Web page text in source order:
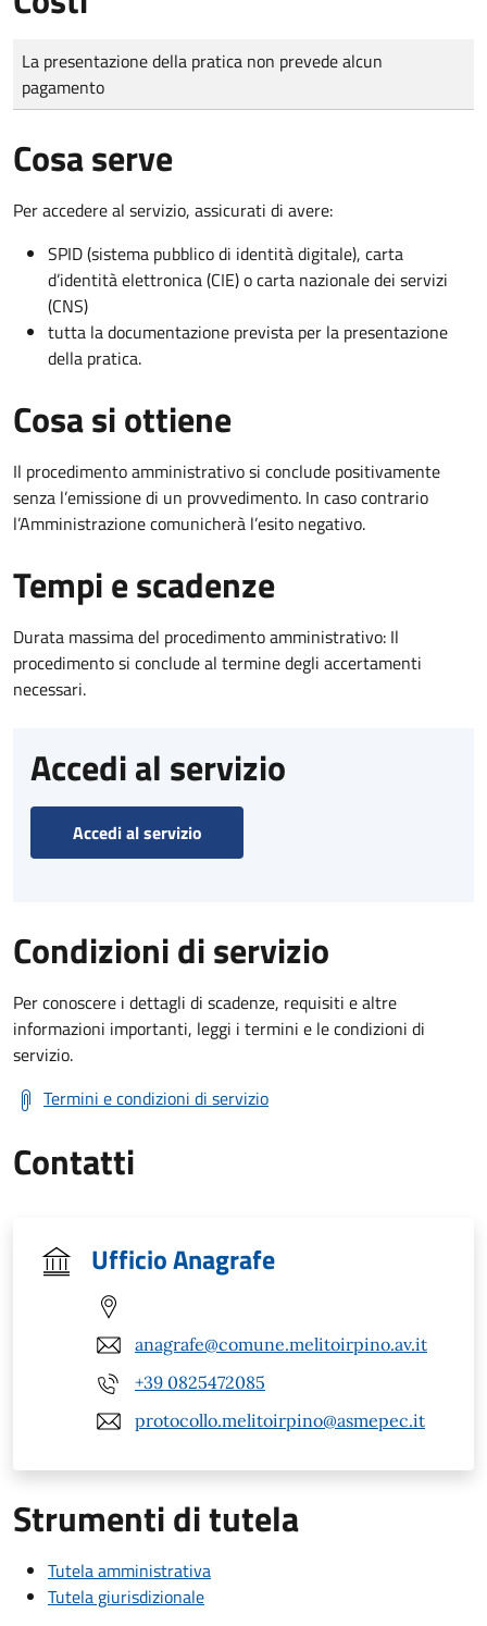
Tipo di pagamento
Importo
La presentazione della pratica non prevede alcun
pagamento
Cosa serve
Per accedere al servizio, assicurati di avere:
SPID (sistema pubblico di identità digitale), carta
d’identità elettronica (CIE) o carta nazionale dei servizi
(CNS)
tutta la documentazione prevista per la presentazione
della pratica.
Cosa si ottiene
Il procedimento amministrativo si conclude positivamente
senza l’emissione di un provvedimento. In caso contrario
l’Amministrazione comunicherà l’esito negativo.
Tempi e scadenze
Durata massima del procedimento amministrativo: Il
procedimento si conclude al termine degli accertamenti
necessari.
Accedi al servizio
Accedi al servizio
Condizioni di servizio
Per conoscere i dettagli di scadenze, requisiti e altre
informazioni importanti, leggi i termini e le condizioni di
servizio.
Termini e condizioni di servizio
Contatti
Ufficio Anagrafe
anagrafe@comune.melitoirpino.av.it
+39 0825472085
protocollo.melitoirpino@asmepec.it
Strumenti di tutela
Tutela amministrativa
Tutela giurisdizionale